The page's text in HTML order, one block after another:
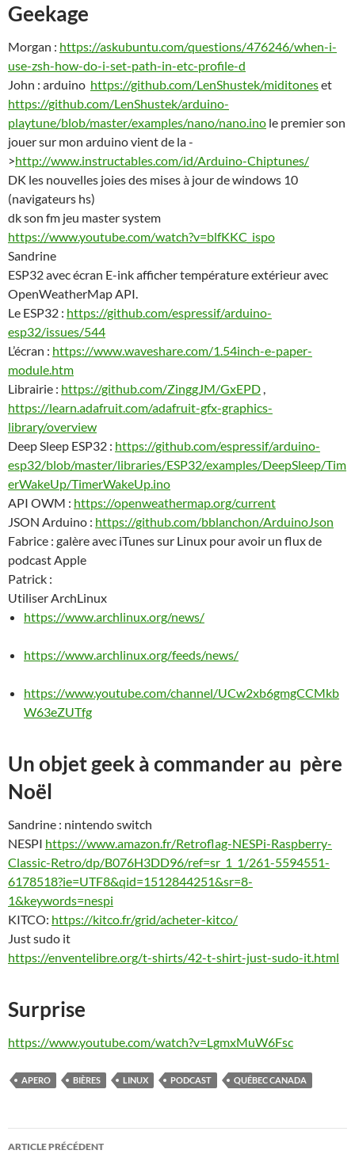
Geekage
Morgan : https://askubuntu.com/questions/476246/when-i-
use-zsh-how-do-i-set-path-in-etc-profile-d
John : arduino https://github.com/LenShustek/miditoneset
https://github.com/LenShustek/arduino-
playtune/blob/master/examples/nano/nano.ino le premier son
jouer sur mon arduino vient de la -
>http://www.instructables.com/id/Arduino-Chiptunes/
DK les nouvelles joies des mises à jour de windows 10
(navigateurs hs)
dk son fm jeu master system
https://www.youtube.com/watch?v=blfKKC_ispo
Sandrine
ESP32 avec écran E-ink afficher température extérieur avec
OpenWeatherMap API.
Le ESP32 : https://github.com/espressif/arduino-
esp32/issues/544
L’écran : https://www.waveshare.com/1.54inch-e-paper-
module.htm
Librairie : https://github.com/ZinggJM/GxEPD ,
https://learn.adafruit.com/adafruit-gfx-graphics-
library/overview
Deep Sleep ESP32 : https://github.com/espressif/arduino-
esp32/blob/master/libraries/ESP32/examples/DeepSleep/Tim
erWakeUp/TimerWakeUp.ino
API OWM : https://openweathermap.org/current
JSON Arduino : https://github.com/bblanchon/ArduinoJson
Fabrice : galère avec iTunes sur Linux pour avoir un flux de
podcast Apple
Patrick :
Utiliser ArchLinux
https://www.archlinux.org/news/
https://www.archlinux.org/feeds/news/
https://www.youtube.com/channel/UCw2xb6gmgCCMkb
W63eZUTfg
Un objet geek à commanderau père
Noël
Sandrine : nintendo switch
NESPI https://www.amazon.fr/Retroflag-NESPi-Raspberry-
Classic-Retro/dp/B076H3DD96/ref=sr_1_1/261-5594551-
6178518?ie=UTF8&qid=1512844251&sr=8-
1&keywords=nespi
KITCO: https://kitco.fr/grid/acheter-kitco/
Just sudo it
https://enventelibre.org/t-shirts/42-t-shirt-just-sudo-it.html
Surprise
https://www.youtube.com/watch?v=LgmxMuW6Fsc
APERO BIÈRES LINUX PODCAST QUÉBEC CANADA
Navigation
ARTICLE PRÉCÉDENT